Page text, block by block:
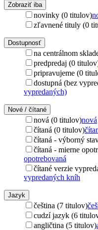
Zobraziť iba
novinky (0 titulov)
zľavnené tituly (0
Dostupnosť
na centrálnom
predpredaj (0
pripravujeme (0
dostupná (bez
vypredaných)
Nové / čítané
nová (0 titulov)nová
čítaná (0 titulov)
čítaná - výborný
čítaná - mierne
opotrebovaná
čítané verzie
vypredaných kníh
Jazyk
čeština (7 titulov)
cudzí jazyk (6
angličtina (5 titulov)